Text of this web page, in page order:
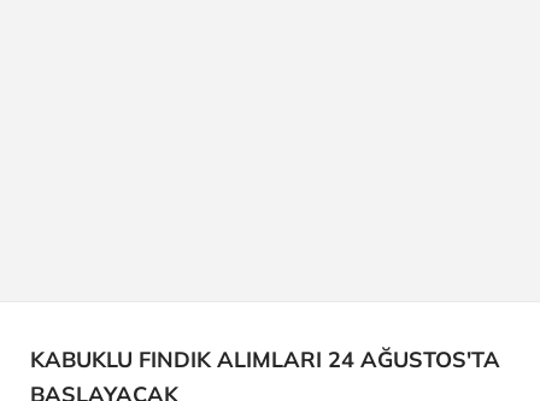
KABUKLU FINDIK ALIMLARI 24 AĞUSTOS'TA
BAŞLAYACAK